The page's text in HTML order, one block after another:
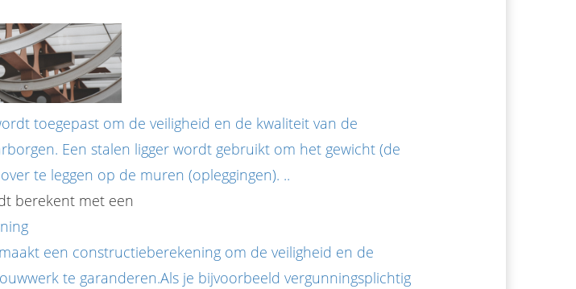
toegepast om de veiligheid en de kwaliteit van de
Een stalen ligger wordt gebruikt om het gewicht (de
te leggen op de muren (opleggingen). ..
berekent met een
een constructieberekening om de veiligheid en de
te garanderen.Als je bijvoorbeeld vergunningsplichtig